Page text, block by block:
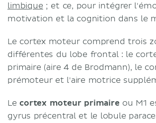
limbique ; et ce, pour intégrer
motivation et la cognition dans le
Le cortex moteur comprend trois
différentes du lobe frontal : le
primaire (aire 4 de Brodmann), le
prémoteur et l'aire motrice
Lecortex moteur primaire ou M1
gyrus précentral et le lobule